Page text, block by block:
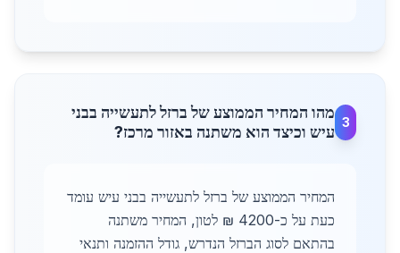
3
מהו המחיר הממוצע של ברזל לתעשייה בבני
עיש וכיצד הוא משתנה באזור מרכז?
המחיר הממוצע של ברזל לתעשייה בבני עיש עומד
כעת על כ-4200 ₪ לטון, המחיר משתנה
בהתאם לסוג הברזל הנדרש, גודל ההזמנה ותנאי